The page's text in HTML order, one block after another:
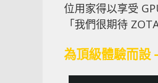
位用家得以享受
「我們很期待
為頂級體驗而